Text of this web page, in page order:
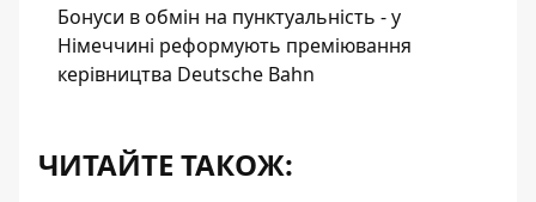
Бонуси в обмін на пунктуальність - у
Німеччині реформують преміювання
керівництва Deutsche Bahn
ЧИТАЙТЕ ТАКОЖ: